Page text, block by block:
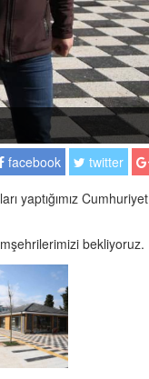
facebook
twitter
yaptığımız Cumhuriyet
bekliyoruz.